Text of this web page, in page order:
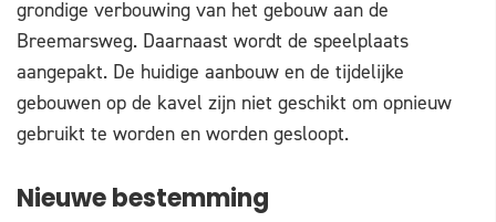
grondige verbouwing van het gebouw aan de
Breemarsweg. Daarnaast wordt de speelplaats
aangepakt. De huidige aanbouw en de tijdelijke
gebouwen op de kavel zijn niet geschikt om opnieuw
gebruikt te worden en worden gesloopt.
Nieuwe bestemming